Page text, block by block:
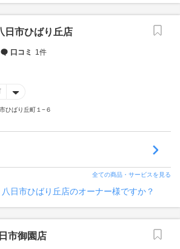
日市ひばり丘店
口コミ 1件
ひばり丘町１−６
全ての商品・サービスを見る
日市ひばり丘店のオーナー様ですか？
市御園店